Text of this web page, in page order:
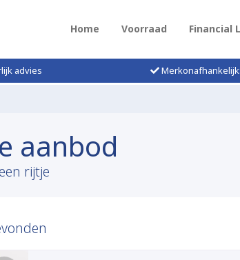
Home Voorraad Financial
advies
aanbod
rijtje